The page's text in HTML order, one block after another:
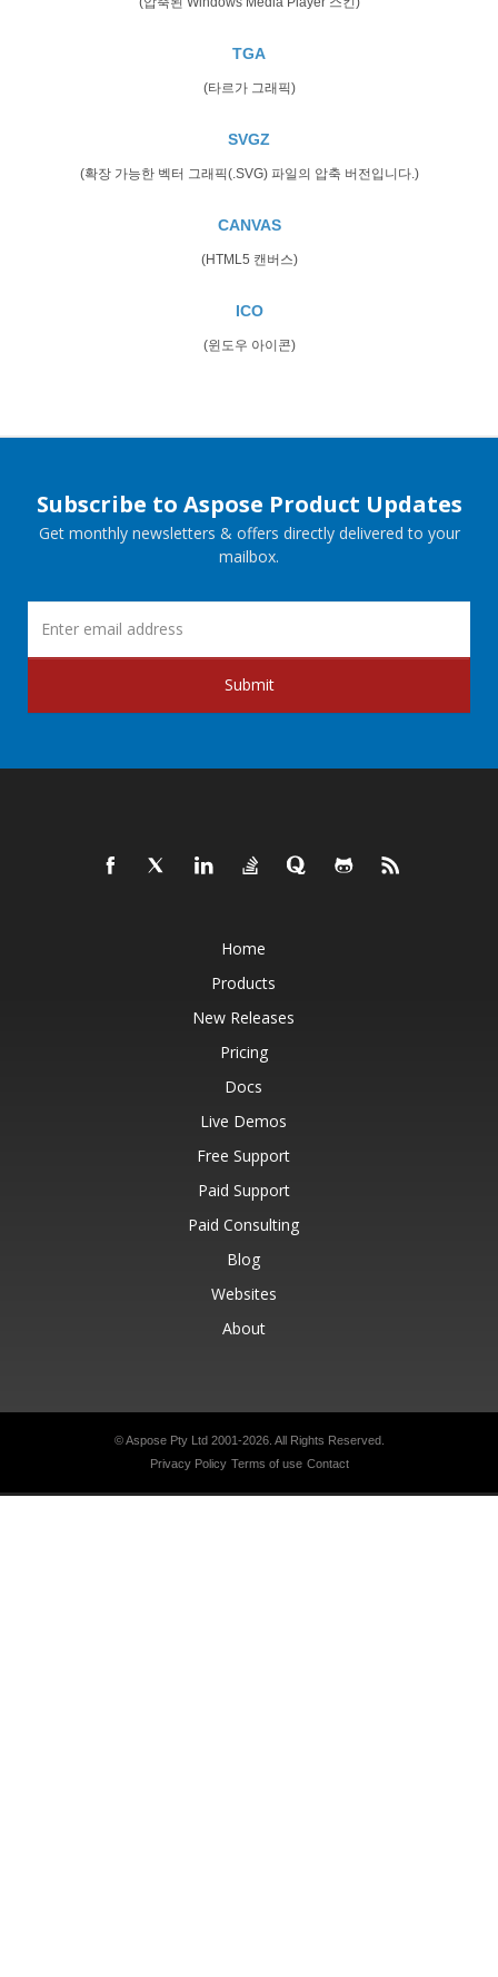
TGA
(타르가 그래픽)
SVGZ
(확장 가능한 벡터 그래픽(.SVG) 파일의 압축 버전입니다.)
CANVAS
(HTML5 캔버스)
ICO
(윈도우 아이콘)
Subscribe to Aspose Product Updates
Get monthly newsletters & offers directly delivered to your
mailbox.
Submit
Home
Products
New Releases
Pricing
Docs
Live Demos
Free Support
Paid Support
Paid Consulting
Blog
Websites
About
© Aspose Pty Ltd 2001-2026. All Rights Reserved.
Privacy Policy Terms of use Contact